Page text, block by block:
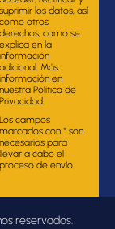
suprimir los datos, así
como otros
derechos, como se
explica en la
información
adicional. Más
información en
nuestra Política de
Privacidad.
Los campos
marcados con * son
necesarios para
llevar a cabo el
proceso de envío.
reservados.